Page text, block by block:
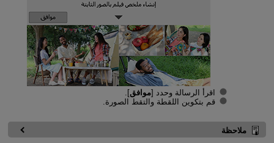
اقرأ الرسالة وحدد [موافق].
قم بتكوين اللقطة والتقط الصورة.
ملاحظة